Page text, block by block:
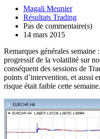
Magali Meunier
Résultats Trading
Pas de commentaire(s)
14 mars 2015
Remarques générales
progressif de la volatilité sur
conséquent des sessions de
points d’intervention, et aussi
risque était faible cette